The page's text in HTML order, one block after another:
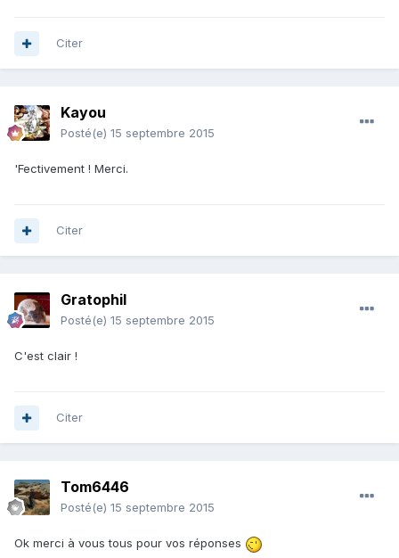
Citer
Kayou
Posté(e) 15 septembre 2015
'Fectivement ! Merci.
Citer
Gratophil
Posté(e) 15 septembre 2015
C'est clair !
Citer
Tom6446
Posté(e) 15 septembre 2015
Ok merci à vous tous pour vos réponses